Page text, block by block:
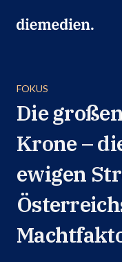
FOKUS
Die
Krone –
ewigen